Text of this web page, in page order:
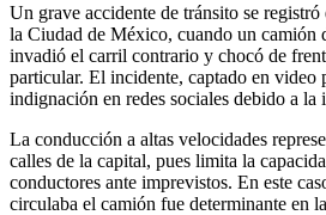
Un grave accidente de tránsito se registró
la Ciudad de México, cuando un camión
invadió el carril contrario y chocó de
particular. El incidente, captado en video
indignación en redes sociales debido a la
La conducción a altas velocidades
calles de la capital, pues limita la
conductores ante imprevistos. En este
circulaba el camión fue determinante en